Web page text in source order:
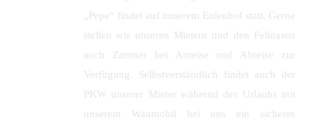
„Pepe“ findet auf unserem Eulenhof statt. Gerne
stellen wir unseren Mietern und den Fellnasen
auch Zimmer bei Anreise und Abreise zur
Verfügung. Selbstverständlich findet auch der
PKW unserer Mieter während des Urlaubs mit
unserem Waumobil bei uns ein sicheres